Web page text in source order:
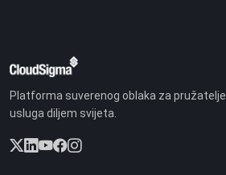
Platforma suverenog oblaka za pružatelje
usluga diljem svijeta.